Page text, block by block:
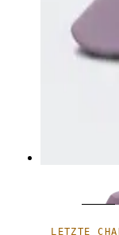
LETZTE